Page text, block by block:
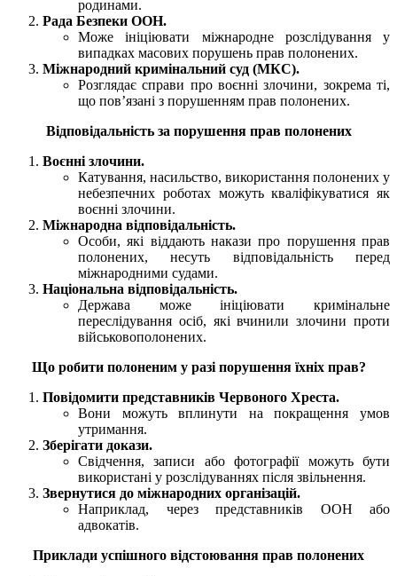
родинами.
Рада Безпеки ООН.
Може ініціювати міжнародне розслідування у
випадках масових порушень прав полонених.
Міжнародний кримінальний суд (МКС).
Розглядає справи про воєнні злочини, зокрема ті,
що пов’язані з порушенням прав полонених.
Відповідальність за порушення прав полонених
Воєнні злочини.
Катування, насильство, використання полонених у
небезпечних роботах можуть кваліфікуватися як
воєнні злочини.
Міжнародна відповідальність.
Особи, які віддають накази про порушення прав
полонених, несуть відповідальність перед
міжнародними судами.
Національна відповідальність.
Держава може ініціювати кримінальне
переслідування осіб, які вчинили злочини проти
військовополонених.
Що робити полоненим у разі порушення їхніх прав?
Повідомити представників Червоного Хреста.
Вони можуть вплинути на покращення умов
утримання.
Зберігати докази.
Свідчення, записи або фотографії можуть бути
використані у розслідуваннях після звільнення.
Звернутися до міжнародних організацій.
Наприклад, через представників ООН або
адвокатів.
Приклади успішного відстоювання прав полонених